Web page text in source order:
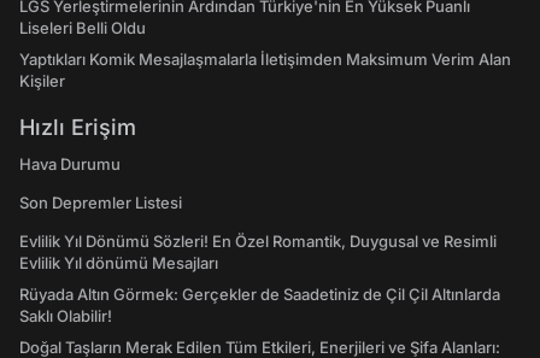
LGS Yerleştirmelerinin Ardından Türkiye'nin En Yüksek Puanlı
Liseleri Belli Oldu
Yaptıkları Komik Mesajlaşmalarla İletişimden Maksimum Verim Alan
Kişiler
Hızlı Erişim
Hava Durumu
Son Depremler Listesi
Evlilik Yıl Dönümü Sözleri! En Özel Romantik, Duygusal ve Resimli
Evlilik Yıl dönümü Mesajları
Rüyada Altın Görmek: Gerçekler de Saadetiniz de Çil Çil Altınlarda
Saklı Olabilir!
Doğal Taşların Merak Edilen Tüm Etkileri, Enerjileri ve Şifa Alanları: